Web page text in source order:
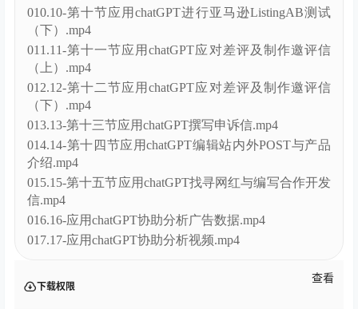
010.10-第十节应用chatGPT进行亚马逊ListingAB测试
（下）.mp4
011.11-第十一节应用chatGPT应对差评及制作邀评信
（上）.mp4
012.12-第十二节应用chatGPT应对差评及制作邀评信
（下）.mp4
013.13-第十三节应用chatGPT撰写申诉信.mp4
014.14-第十四节应用chatGPT编辑站内外POST与产品
介绍.mp4
015.15-第十五节应用chatGPT找寻网红与编写合作开发
信.mp4
016.16-应用chatGPT协助分析广告数据.mp4
017.17-应用chatGPT协助分析视频.mp4
下载权限
查看